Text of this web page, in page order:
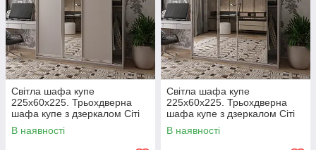
Світла шафа купе
225х60х225. Трьохдверна
шафа купе з дзеркалом Сіті
Лайт Кашемір 2 ДСП / 1
дзеркало. Шафа у вітальню
В наявності
Світла шафа купе
225х60х225. Трьохдверна
шафа купе з дзеркалом Сіті
Лайт Кашемір 3 дзеркала.
Шафа у вітальню
В наявності